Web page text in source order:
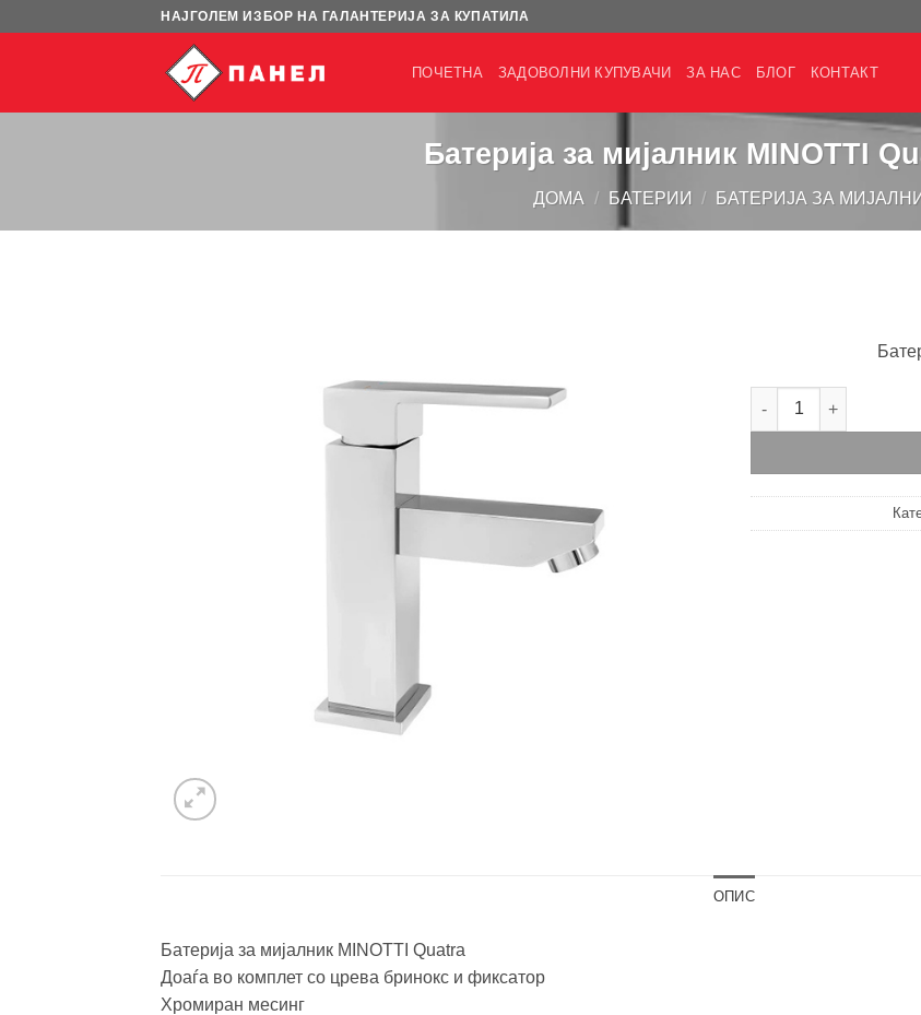
НАЈГОЛЕМ ИЗБОР НА ГАЛАНТЕРИЈА ЗА КУПАТИЛА
ПОЧЕТНА ЗАДОВОЛНИ КУПУВАЧИ ЗА НАС БЛОГ КОНТАКТ
Батерија за мијалник MINOTTI
ДОМА / БАТЕРИИ / БАТЕРИЈА ЗА
Батерија за
ОПИС
Батерија за мијалник MINOTTI Quatra
Доаѓа во комплет со црева бринокс и фиксатор
Хромиран месинг